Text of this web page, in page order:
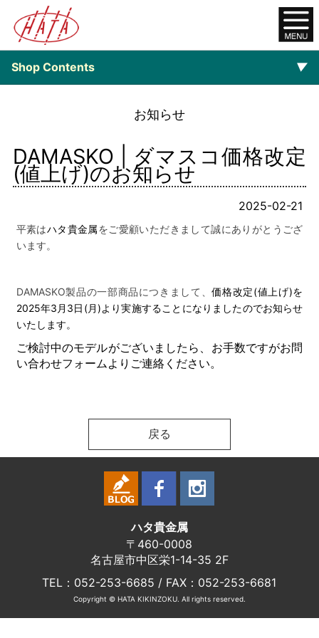
Shop Contents ▼
$category_list-
お知らせ
DAMASKO | ダマスコ価格改定
(値上げ)のお知らせ
2025-02-21
平素はハタ貴金属をご愛顧いただきまして誠にありがとうござ
います。
DAMASKO製品の一部商品につきまして、価格改定(値上げ)を
2025年3月3日(月)より実施することになりましたのでお知らせ
いたします。
ご検討中のモデルがございましたら、お手数ですがお問
い合わせフォームよりご連絡ください。
戻る
ハタ貴金属
〒460-0008
名古屋市中区栄1-14-35 2F
TEL：052-253-6685 / FAX：052-253-6681
Copyright © HATA KIKINZOKU. All rights reserved.